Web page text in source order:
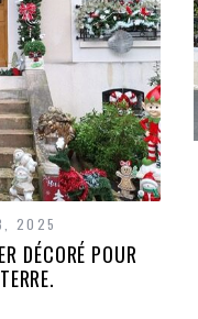
2025
DÉCORÉ POUR